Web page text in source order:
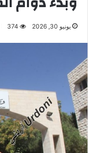
يونيو 30, 2026 374